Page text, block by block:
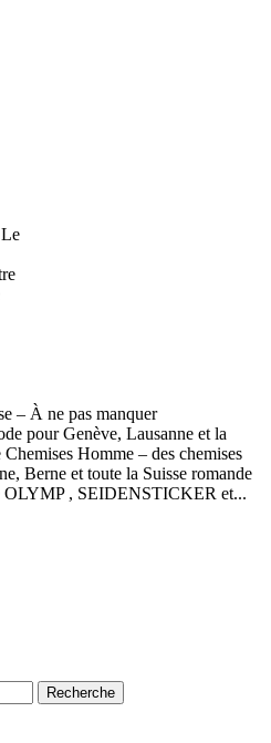
– À ne pas manquer
pour Genève, Lausanne et la
Homme – des chemises
Berne et toute la Suisse romande
OLYMP , SEIDENSTICKER et...
Recherche